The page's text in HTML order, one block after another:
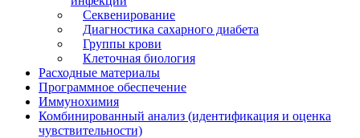
Секвенирование
Диагностика сахарного диабета
Группы крови
Клеточная биология
Расходные материалы
Программное обеспечение
Иммунохимия
Комбинированный анализ (идентификация и оценка
чувствительности)